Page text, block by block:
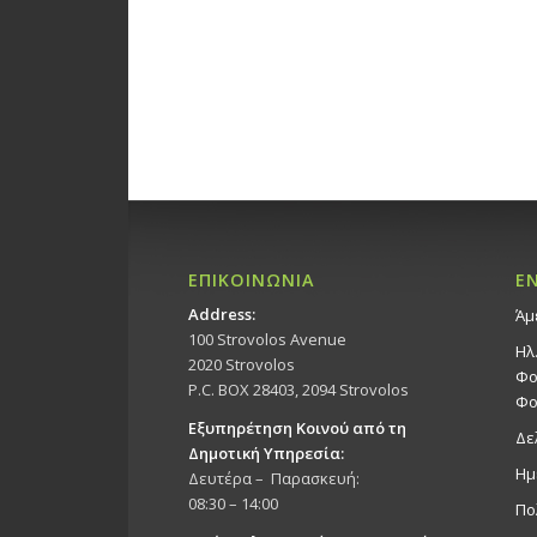
ΕΠΙΚΟΙΝΩΝΙΑ
Address:
100 Strovolos Avenue
2020 Strovolos
P.C. BOX 28403, 2094 Strovolos
Εξυπηρέτηση Κοινού από τη
Δημοτική Υπηρεσία:
Δευτέρα – Παρασκευή:
08:30 – 14:00